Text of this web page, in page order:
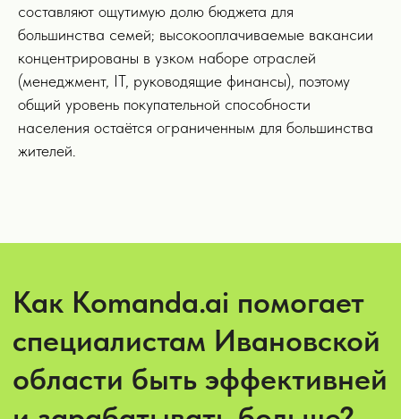
составляют ощутимую долю бюджета для
большинства семей; высокооплачиваемые вакансии
концентрированы в узком наборе отраслей
(менеджмент, IT, руководящие финансы), поэтому
общий уровень покупательной способности
населения остаётся ограниченным для большинства
жителей.